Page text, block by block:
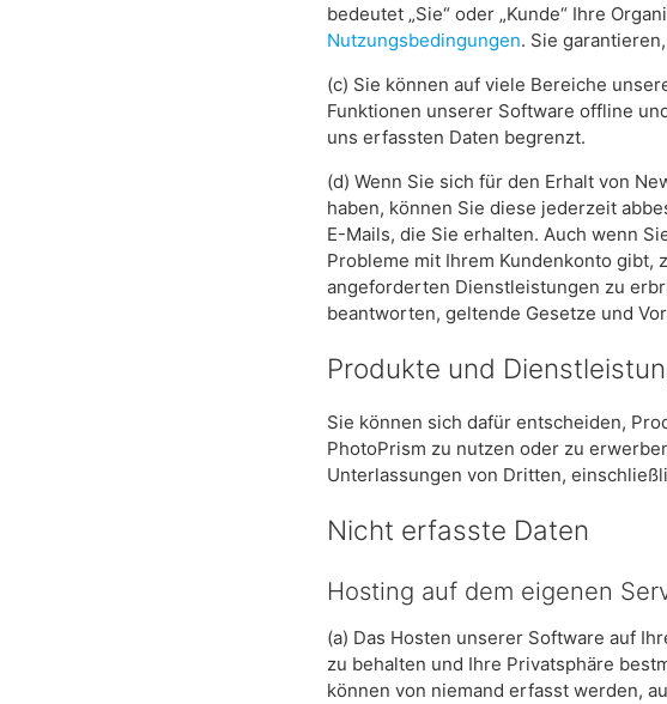
bedeutet „Sie“ oder „Kunde“ Ihre
Nutzungsbedingungen. Sie
(c) Sie können auf viele Bereiche
Funktionen unserer Software offline
uns erfassten Daten begrenzt.
(d) Wenn Sie sich für den Erhalt von
haben, können Sie diese jederzeit
E-Mails, die Sie erhalten. Auch wenn
Probleme mit Ihrem Kundenkonto gibt,
angeforderten Dienstleistungen zu
beantworten, geltende Gesetze und
Produkte und
Sie können sich dafür entscheiden,
PhotoPrism zu nutzen oder zu
Unterlassungen von Dritten,
Nicht erfasste Daten
Hosting auf dem eigenen
(a) Das Hosten unserer Software auf
zu behalten und Ihre Privatsphäre
können von niemand erfasst werden,